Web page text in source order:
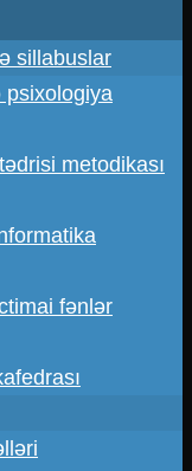
sillabuslar
psixologiya
metodikası
fənlər